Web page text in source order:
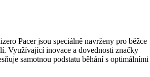
Pacer jsou speciálně navrženy pro běžce
Využívající inovace a dovednosti značky
samotnou podstatu běhání s optimálními